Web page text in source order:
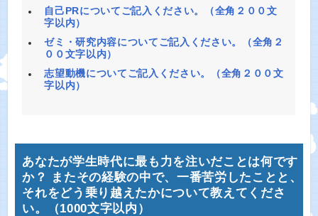
自己PRについてご記入ください。（全角２００文
字以内）
ゼミ・研究内容についてご記入ください。（全角２
００文字以内）
志望動機についてご記入ください。（全角２００文
字以内）
あなたが学生時代に最も力を注いだことは何です
か？ またその経験の中で、一番苦労したことと、
それをどう乗り越えたかについて教えてくださ
い。（1000文字以内）